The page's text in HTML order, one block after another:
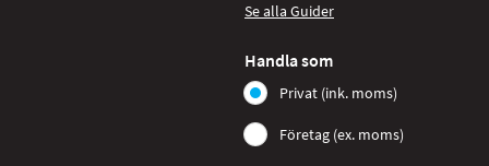
Se alla Guider
Handla som
Privat (ink. moms)
Företag (ex. moms)